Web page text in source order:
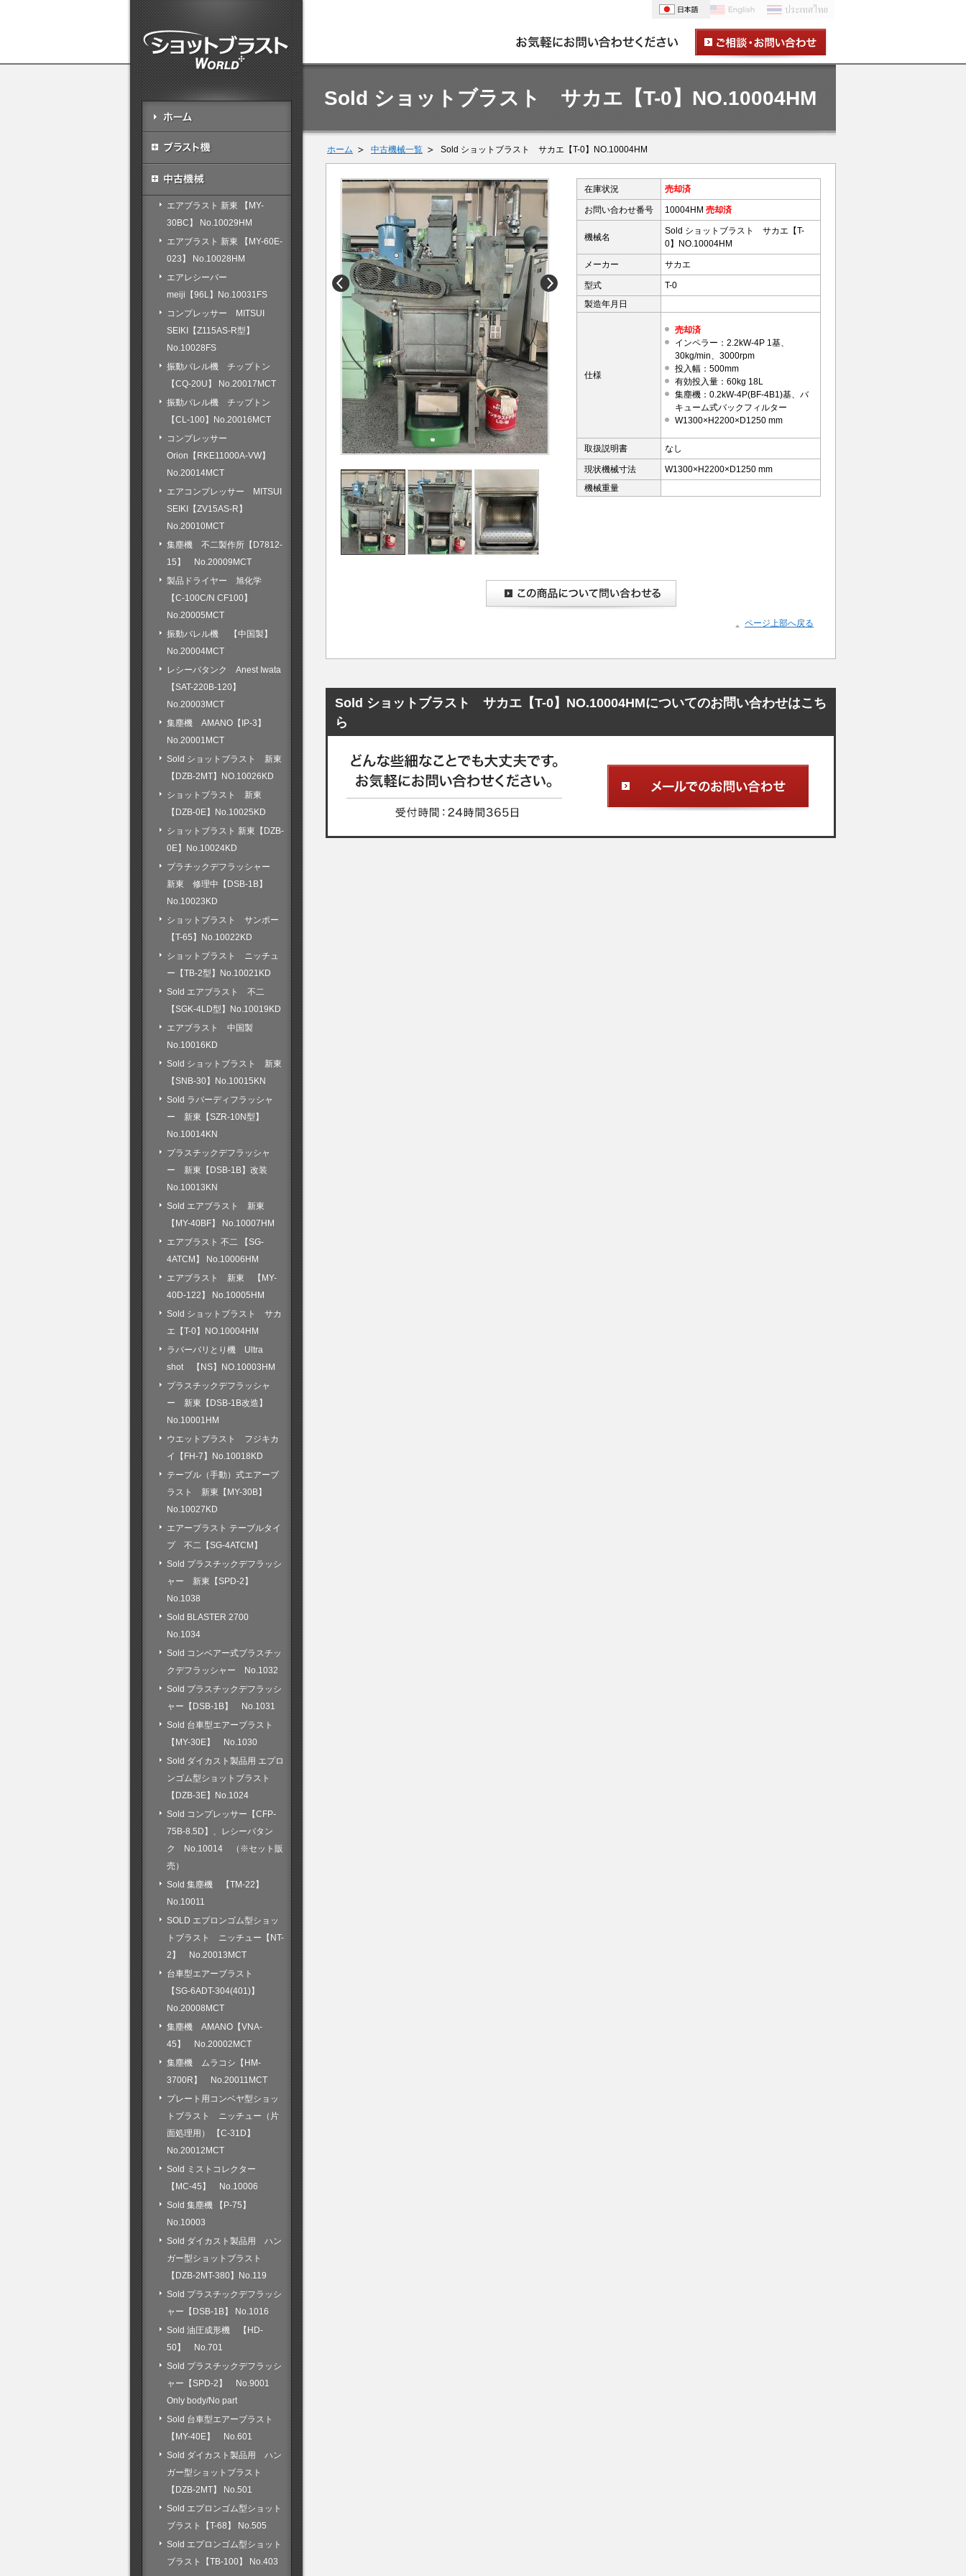
Sold ショットブラスト サカエ【T-0】NO.10004HM
ホーム 中古機械一覧 Sold ショットブラスト サカエ【T-0】NO.10004HM
在庫状況 売却済
お問い合わせ番号 10004HM 売却済
機械名
Sold ショットブラスト サカエ【T-
0】NO.10004HM
メーカー サカエ
型式
T-0
製造年月日
仕様
売却済
インペラー：2.2kW-4P 1基、
30kg/min、3000rpm
投入幅：500mm
有効投入量：60kg 18L
集塵機：0.2kW-4P(BF-4B1)基、バ
キューム式バックフィルター
W1300×H2200×D1250 mm
取扱説明書 なし
現状機械寸法
W1300×H2200×D1250 mm
機械重量
ページ上部へ戻る
Sold ショットブラスト サカエ【T-0】NO.10004HMについてのお問い合わせはこち
ら
エアブラスト 新東 【MY-
30BC】 No.10029HM
エアブラスト 新東 【MY-60E-
023】 No.10028HM
エアレシーバー
meiji【96L】No.10031FS
コンプレッサー MITSUI
SEIKI【Z115AS-R型】
No.10028FS
振動バレル機 チップトン
【CQ-20U】 No.20017MCT
振動バレル機 チップトン
【CL-100】No.20016MCT
コンプレッサー
Orion【RKE11000A-VW】
No.20014MCT
エアコンプレッサー MITSUI
SEIKI【ZV15AS-R】
No.20010MCT
集塵機 不二製作所【D7812-
15】 No.20009MCT
製品ドライヤー 旭化学
【C-100C/N CF100】
No.20005MCT
振動バレル機 【中国製】
No.20004MCT
レシーバタンク Anest Iwata
【SAT-220B-120】
No.20003MCT
集塵機 AMANO【IP-3】
No.20001MCT
Sold ショットブラスト 新東
【DZB-2MT】NO.10026KD
ショットブラスト 新東
【DZB-0E】No.10025KD
ショットブラスト 新東【DZB-
0E】No.10024KD
プラチックデフラッシャー
新東 修理中【DSB-1B】
No.10023KD
ショットブラスト サンポー
【T-65】No.10022KD
ショットブラスト ニッチュ
ー【TB-2型】No.10021KD
Sold エアブラスト 不二
【SGK-4LD型】No.10019KD
エアブラスト 中国製
No.10016KD
Sold ショットブラスト 新東
【SNB-30】No.10015KN
Sold ラバーディフラッシャ
ー 新東【SZR-10N型】
No.10014KN
プラスチックデフラッシャ
ー 新東【DSB-1B】改装
No.10013KN
Sold エアブラスト 新東
【MY-40BF】 No.10007HM
エアブラスト 不二 【SG-
4ATCM】 No.10006HM
エアブラスト 新東 【MY-
40D-122】 No.10005HM
Sold ショットブラスト サカ
エ【T-0】NO.10004HM
ラバーバリとり機 Ultra
shot 【NS】NO.10003HM
プラスチックデフラッシャ
ー 新東【DSB-1B改造】
No.10001HM
ウエットブラスト フジキカ
イ【FH-7】No.10018KD
テーブル（手動）式エアーブ
ラスト 新東【MY-30B】
No.10027KD
エアーブラスト テーブルタイ
プ 不二【SG-4ATCM】
Sold プラスチックデフラッシ
ャー 新東【SPD-2】
No.1038
Sold BLASTER 2700
No.1034
Sold コンベアー式プラスチッ
クデフラッシャー No.1032
Sold プラスチックデフラッシ
ャー【DSB-1B】 No.1031
Sold 台車型エアーブラスト
【MY-30E】 No.1030
Sold ダイカスト製品用 エプロ
ンゴム型ショットブラスト
【DZB-3E】No.1024
Sold コンプレッサー【CFP-
75B-8.5D】、レシーバタン
ク No.10014 （※セット販
売）
Sold 集塵機 【TM-22】
No.10011
SOLD エプロンゴム型ショッ
トブラスト ニッチュー【NT-
2】 No.20013MCT
台車型エアーブラスト
【SG-6ADT-304(401)】
No.20008MCT
集塵機 AMANO【VNA-
45】 No.20002MCT
集塵機 ムラコシ【HM-
3700R】 No.20011MCT
プレート用コンベヤ型ショッ
トブラスト ニッチュー（片
面処理用） 【C-31D】
No.20012MCT
Sold ミストコレクター
【MC-45】 No.10006
Sold 集塵機 【P-75】
No.10003
Sold ダイカスト製品用 ハン
ガー型ショットブラスト
【DZB-2MT-380】No.119
Sold プラスチックデフラッシ
ャー【DSB-1B】 No.1016
Sold 油圧成形機 【HD-
50】 No.701
Sold プラスチックデフラッシ
ャー【SPD-2】 No.9001
Only body/No part
Sold 台車型エアーブラスト
【MY-40E】 No.601
Sold ダイカスト製品用 ハン
ガー型ショットブラスト
【DZB-2MT】 No.501
Sold エプロンゴム型ショット
ブラスト【T-68】 No.505
Sold エプロンゴム型ショット
ブラスト【TB-100】 No.403